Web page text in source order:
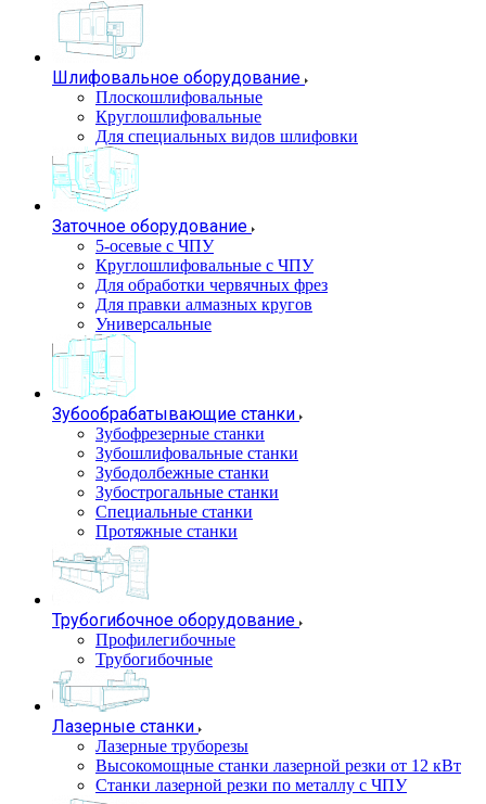
Шлифовальное оборудование
Плоскошлифовальные
Круглошлифовальные
Для специальных видов шлифовки
Заточное оборудование
5-осевые с ЧПУ
Круглошлифовальные с ЧПУ
Для обработки червячных фрез
Для правки алмазных кругов
Универсальные
Зубообрабатывающие станки
Зубофрезерные станки
Зубошлифовальные станки
Зубодолбежные станки
Зубострогальные станки
Специальные станки
Протяжные станки
Трубогибочное оборудование
Профилегибочные
Трубогибочные
Лазерные станки
Лазерные труборезы
Высокомощные станки лазерной резки от 12 кВт
Станки лазерной резки по металлу с ЧПУ